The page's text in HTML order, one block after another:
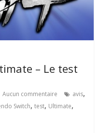
– Le test
Aucun commentaire avis,
Switch,test, Ultimate,